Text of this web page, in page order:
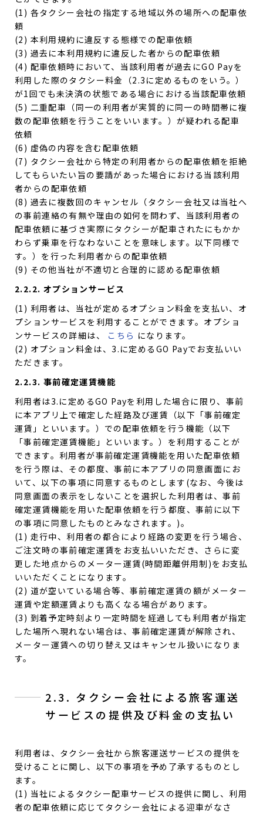
(1) 各タクシー会社の指定する地域以外の場所への配車依
頼
(2) 本利用規約に違反する態様での配車依頼
(3) 過去に本利用規約に違反した者からの配車依頼
(4) 配車依頼時において、当該利用者が過去にGO Payを
利用した際のタクシー料金（2.3に定めるものをいう。）
が1回でも未決済の状態である場合における当該配車依頼
(5) 二重配車（同一の利用者が実質的に同一の時間帯に複
数の配車依頼を行うことをいいます。）が疑われる配車
依頼
(6) 虚偽の内容を含む配車依頼
(7) タクシー会社から特定の利用者からの配車依頼を拒絶
してもらいたい旨の要請があった場合における当該利用
者からの配車依頼
(8) 過去に複数回のキャンセル（タクシー会社又は当社へ
の事前連絡の有無や理由の如何を問わず、当該利用者の
配車依頼に基づき実際にタクシーが配車されたにもかか
わらず乗車を行なわないことを意味します。以下同様で
す。）を行った利用者からの配車依頼
(9) その他当社が不適切と合理的に認める配車依頼
2.2.2. オプションサービス
(1) 利用者は、当社が定めるオプション料金を支払い、オ
プションサービスを利用することができます。オプショ
ンサービスの詳細は、
こちら になります。
(2) オプション料金は、3.に定めるGO Payでお支払いい
ただきます。
2.2.3. 事前確定運賃機能
利用者は3.に定めるGO Payを利用した場合に限り、事前
に本アプリ上で確定した経路及び運賃（以下「事前確定
運賃」といいます。）での配車依頼を行う機能（以下
「事前確定運賃機能」といいます。）を利用することが
できます。利用者が事前確定運賃機能を用いた配車依頼
を行う際は、その都度、事前に本アプリの同意画面にお
いて、以下の事項に同意するものとします(なお、今後は
同意画面の表示をしないことを選択した利用者は、事前
確定運賃機能を用いた配車依頼を行う都度、事前に以下
の事項に同意したものとみなされます。)。
(1) 走行中、利用者の都合により経路の変更を行う場合、
ご注文時の事前確定運賃をお支払いいただき、さらに変
更した地点からのメーター運賃(時間距離併用制)をお支払
いいただくことになります。
(2) 道が空いている場合等、事前確定運賃の額がメーター
運賃や定額運賃よりも高くなる場合があります。
(3) 到着予定時刻より一定時間を経過しても利用者が指定
した場所へ現れない場合は、事前確定運賃が解除され、
メーター運賃への切り替え又はキャンセル扱いになりま
す。
2.3. タクシー会社による旅客運送
サービスの提供及び料金の支払い
利用者は、タクシー会社から旅客運送サービスの提供を
受けることに関し、以下の事項を予め了承するものとし
ます。
(1) 当社によるタクシー配車サービスの提供に関し、利用
者の配車依頼に応じてタクシー会社による迎車がなさ